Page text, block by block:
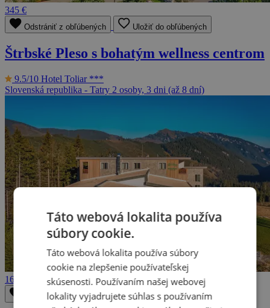
345 €
Odstrániť z obľúbených Uložiť do obľúbených
Štrbské Pleso s bohatým wellness centrom
9.5/10 Hotel Toliar ***
Slovenská republika - Tatry 2 osoby, 3 dni (až 8 dní)
165 €
Odstrániť z obľúbených Uložiť do obľúbených
Táto webová lokalita používa
súbory cookie.
Táto webová lokalita používa súbory
cookie na zlepšenie používateľskej
skúsenosti. Používaním našej webovej
lokality vyjadrujete súhlas s používaním